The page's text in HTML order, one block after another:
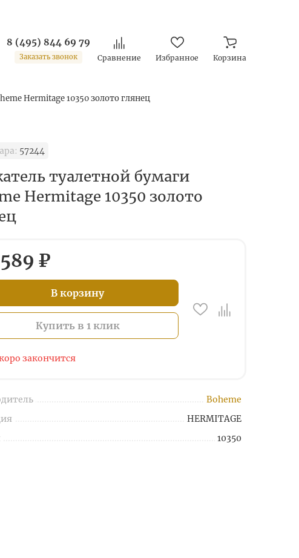
8 (495) 844 69 79
Заказать звонок Сравнение Избранное Корзина
Hermitage 10350 золото глянец
57244
туалетной бумаги
Hermitage 10350 золото
₽
В корзину
Купить в 1 клик
закончится
Boheme
HERMITAGE
10350